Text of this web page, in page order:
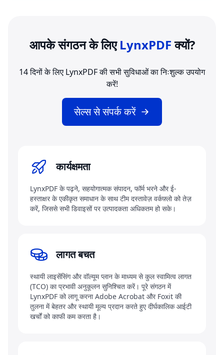
आपके संगठन के लिएLynxPDFक्यों?
सेल्स से संपर्क करें
14 दिनों के लिए LynxPDF की सभी सुविधाओं का निःशुल्क उपयोग
करें!
कार्यक्षमता
LynxPDF के पढ़ने, सहयोगात्मक संपादन, फॉर्म भरने और ई-
हस्ताक्षर के एकीकृत समाधान के साथ टीम दस्तावेज़ वर्कफ़्लो को तेज़
करें, जिससे सभी डिवाइसों पर उत्पादकता अधिकतम हो सके।
लागत बचत
स्थायी लाइसेंसिंग और वॉल्यूम प्लान के माध्यम से कुल स्वामित्व लागत
(TCO) का प्रभावी अनुकूलन सुनिश्चित करें। पूरे संगठन में
LynxPDF को लागू करना Adobe Acrobat और Foxit की
तुलना में बेहतर और स्थायी मूल्य प्रदान करते हुए दीर्घकालिक आईटी
खर्चों को काफी कम करता है।